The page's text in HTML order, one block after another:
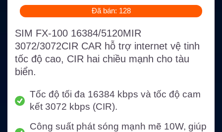
Đã bán: 128
SIM FX-100 16384/5120MIR
3072/3072CIR CAR hỗ trợ internet vệ tinh
tốc độ cao, CIR hai chiều mạnh cho tàu
biển.
Tốc độ tối đa 16384 kbps và tốc độ cam
kết 3072 kbps (CIR).
Công suất phát sóng mạnh mẽ 10W, giúp